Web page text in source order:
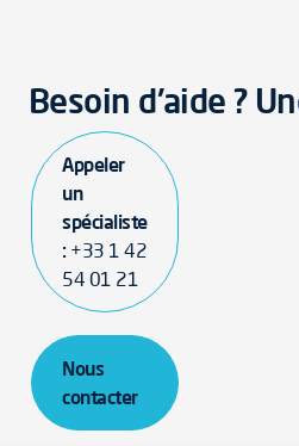
Besoin d'aide ?
Appeler
un
spécialiste
: +33 1 42
54 01 21
Nous
contacter